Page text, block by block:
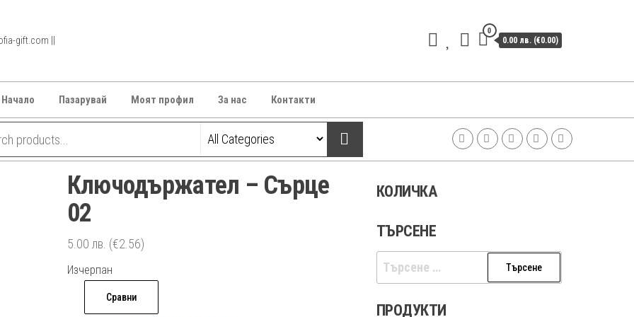
gift.com ||
0
0.00 лв. (€0.00)
Начало Пазарувай Моят профил За нас Контакти
Ключодържател – Сърце
02
5.00 лв. (€2.56)
Изчерпан
Сравни
КОЛИЧКА
ТЪРСЕНЕ
Търсене
за:
ПРОДУКТИ